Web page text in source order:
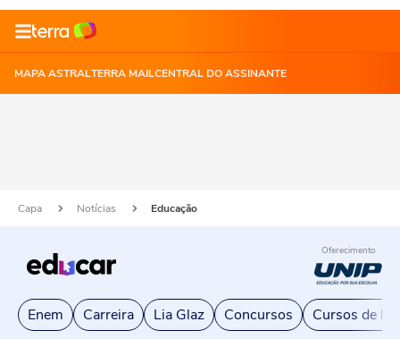
MAPA ASTRALTERRA MAILCENTRAL DO ASSINANTE
Capa Notícias Educação
Oferecimento
Enem Carreira Lia Glaz Concursos Cursos de